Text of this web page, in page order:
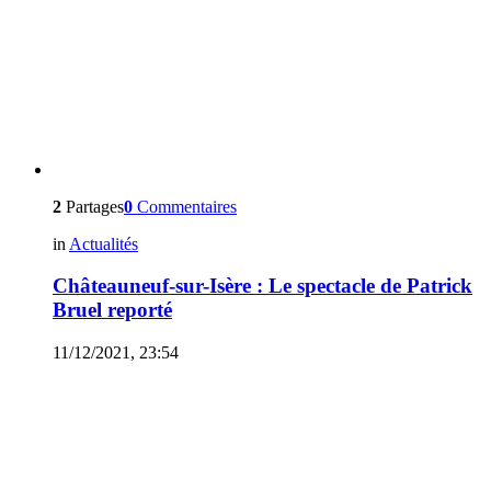
2 Partages0 Commentaires
in Actualités
Châteauneuf-sur-Isère : Le spectacle de Patrick
Bruel reporté
11/12/2021, 23:54